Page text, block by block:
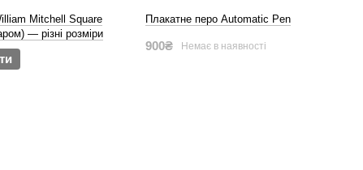
Mitchell Square
— різні розміри
Плакатне перо Automatic Pen
900₴ Немає в наявності